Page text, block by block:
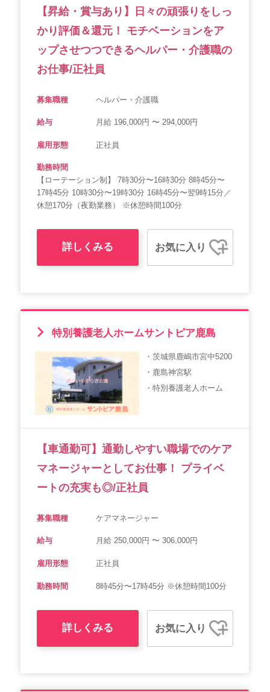
【昇給・賞与あり】日々の頑張りをしっ
かり評価＆還元！ モチベーションをア
ップさせつつできるヘルパー・介護職の
お仕事/正社員
募集職種 ヘルパー・介護職
給与 月給 196,000円 〜 294,000円
雇用形態 正社員
勤務時間
【ローテーション制】 7時30分〜16時30分 8時45分〜
17時45分 10時30分〜19時30分 16時45分〜翌9時15分／
休憩170分（夜勤業務） ※休憩時間100分
詳しくみる お気に入り
特別養護老人ホームサントピア鹿島
・茨城県鹿嶋市宮中5200
・鹿島神宮駅
・特別養護老人ホーム
【車通勤可】通勤しやすい職場でのケア
マネージャーとしてお仕事！ プライベ
ートの充実も◎/正社員
募集職種 ケアマネージャー
給与 月給 250,000円 〜 306,000円
雇用形態 正社員
勤務時間 8時45分〜17時45分 ※休憩時間100分
詳しくみる お気に入り